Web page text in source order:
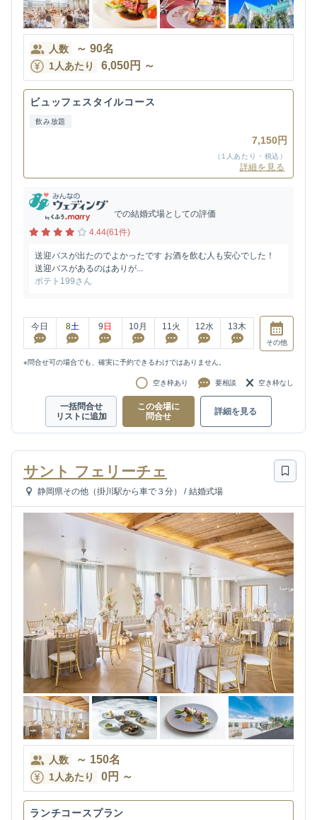
人数 ～ 90名
1人あたり 6,050円 ～
ビュッフェスタイルコース
飲み放題
7,150円
（1人あたり・税込）
詳細を見る
での結婚式場としての評価
4.44(61件)
送迎バスが出たのでよかったです お酒を飲む人も安心でした！
送迎バスがあるのはありが...
ポテト199さん
今日 8土 9 日 10月 11火 12水 13木
その他
※問合せ可の場合でも、確実に予約できるわけではありません。
空き枠あり 要相談 空き枠なし
一括問合せ
リストに追加
この会場に
問合せ
詳細を見る
サント フェリーチェ
静岡県その他（掛川駅から車で３分） / 結婚式場
人数 ～ 150名
1人あたり 0円 ～
ランチコースプラン